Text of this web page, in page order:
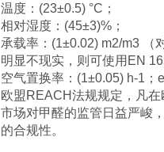
温度：(23±0.5) °C；
相对湿度：(45±3)%；
承载率：(1±0.02) m2/m3 （
明显不现实，则可使用EN
空气置换率：(1±0.05) h-1；
欧盟REACH法规规定，凡
市场对甲醛的监管日益严峻
的合规性。